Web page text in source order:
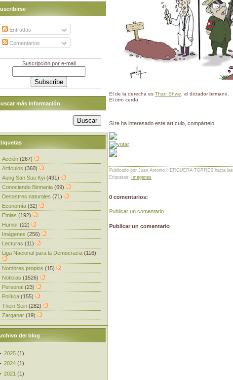
El de la derecha es Than Shwe, el dictador birmano.
El otro cerdo.
Si te ha interesado este artículo, compártelo.
Publicado por Juan Antonio HERGUERA TORRES hacia las
Etiquetas:
Imágenes
0 comentarios:
Publicar un comentario
Publicar un comentario
Entradas
Comentarios
Suscripción por e-mail
más información
Acción (267)
Artículos (360)
Aung San Suu Kyi (491)
Conociendo Birmania (69)
Desastres naturales (71)
Economía (32)
Etnias (192)
Humor (22)
Imágenes (256)
Lecturas (11)
Liga Nacional para la Democracia (116)
Nombres propios (15)
Noticias (1526)
Personal (23)
Política (155)
Thein Sein (282)
Zarganar (19)
del blog
2025 (1)
2024 (1 )
2021 (1)